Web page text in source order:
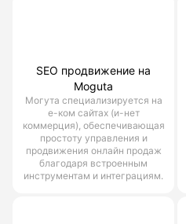
SEO продвижение на
Moguta
Могута специализируется на
е-ком сайтах (и-нет
коммерция), обеспечивающая
простоту управления и
продвижения онлайн продаж
благодаря встроенным
инструментам и интеграциям.